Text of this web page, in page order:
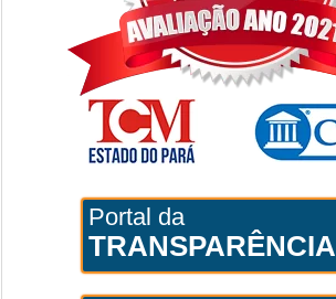
Portal da
TRANSPARÊNCIA